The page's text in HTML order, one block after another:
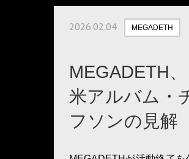
2026.02.04 MEGADETH
MEGADETH
米アルバム・
フソンの見解